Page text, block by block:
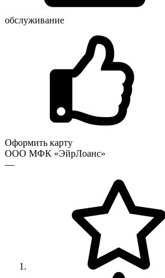
обслуживание
Оформить карту
ООО МФК «ЭйрЛоанс»
—